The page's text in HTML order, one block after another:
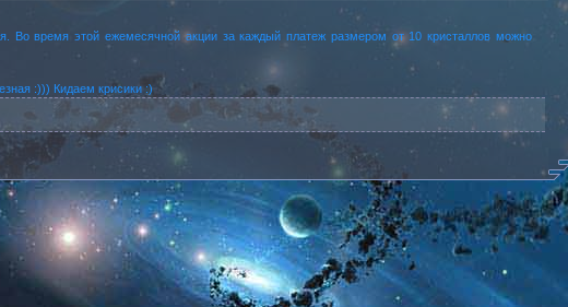
Во время этой ежемесячной акции за каждый платеж размером от 10 кристаллов можно
:))) Кидаем крисики :)